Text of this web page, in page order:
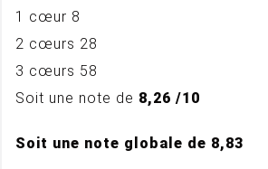
1 cœur 8
2 cœurs 28
3 cœurs 58
Soit une note de 8,26 /10
Soit une note globale de 8,83